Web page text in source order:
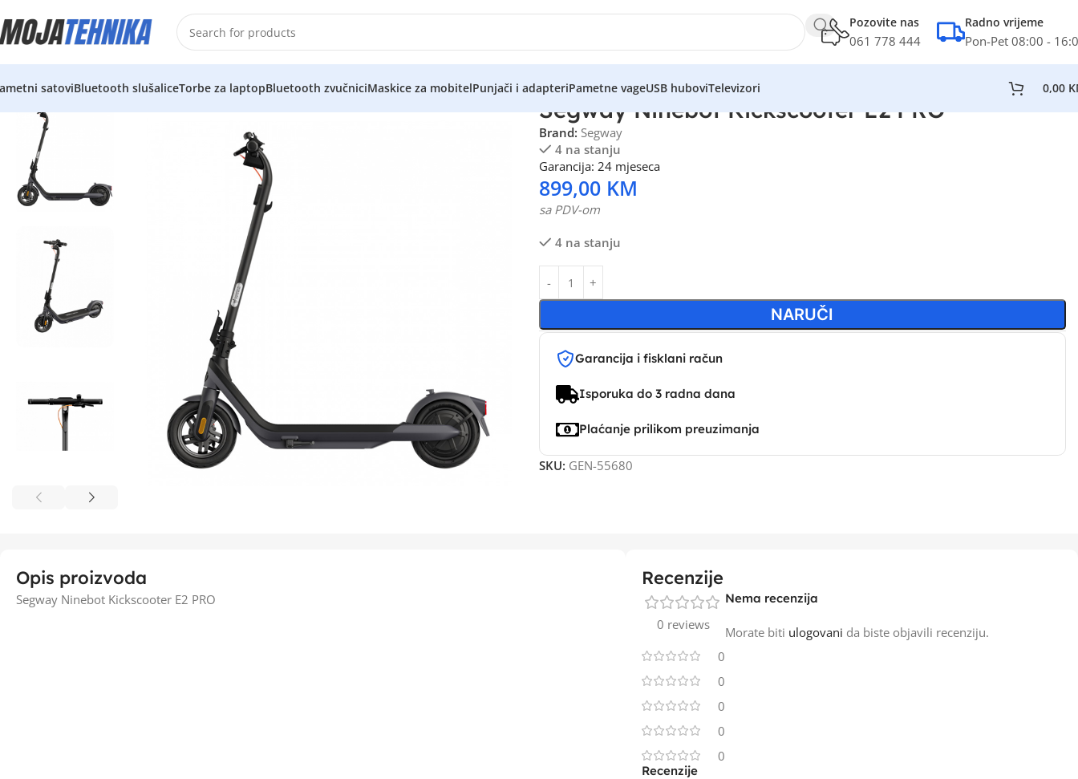
Pozovite nas
061 778 444
Radno vrijeme
Pon-Pet 08:00 -
satoviBluetooth slušaliceTorbe za laptopBluetooth zvučniciMaskice za mobitelPunjači i adapteriPametne vageUSB huboviTelevizori 0,00
Segway Ninebot Kickscooter E2 PRO
Brand: Segway
4 na stanju
Garancija: 24 mjeseca
899,00 KM
sa PDV-om
4 na stanju
NARUČI
Garancija i fisklani račun
Isporuka do 3 radna dana
Plaćanje prilikom preuzimanja
SKU: GEN-55680
Opis proizvoda
Segway Ninebot Kickscooter E2 PRO
Recenzije
0 reviews
0
0
0
0
0
Recenzije
Nema recenzija
Morate biti ulogovani da biste objavili recenziju.